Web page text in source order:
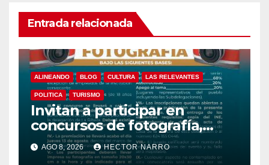
Entrada relacionada
ALINEANDO BLOG CULTURA LAS RELEVANTES
POLITICA TURISMO
Invitan a participar en
concursos de fotografía,
canto y pintura de las Fiestas
Tradicionales La Ribera 2026
AGO 8, 2026 HECTOR NARRO